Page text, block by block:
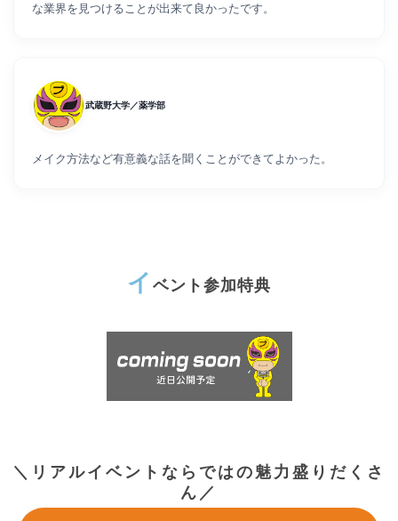
な業界を見つけることが出来て良かったです。
武蔵野大学／薬学部
メイク方法など有意義な話を聞くことができてよかった。
イ ベント参加特典
＼リアルイベントならではの魅力盛りだくさ
ん／